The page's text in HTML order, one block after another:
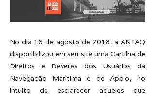
No dia 16 de agosto de 2018, a ANTAQ
disponibilizou em seu site uma Cartilha de
Direitos e Deveres dos Usuários da
Navegação Marítima e de Apoio, no
intuito de esclarecer àqueles que